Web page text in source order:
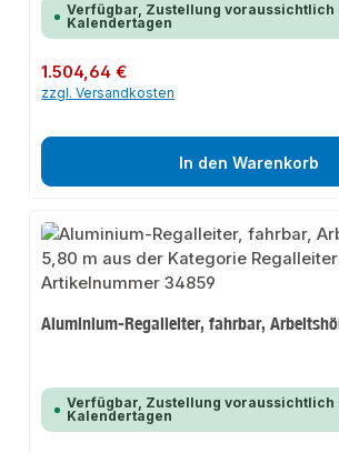
Verfügbar, Zustellung voraussichtlich
Kalendertagen
Regulärer Preis:
1.504,64 €
zzgl. Versandkosten
In den Warenkorb
Aluminium-Regalleiter, fahrbar,
Verfügbar, Zustellung voraussichtlich
Kalendertagen